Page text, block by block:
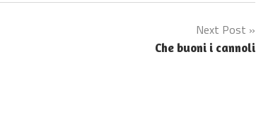
Next Post
Che buoni i cannoli